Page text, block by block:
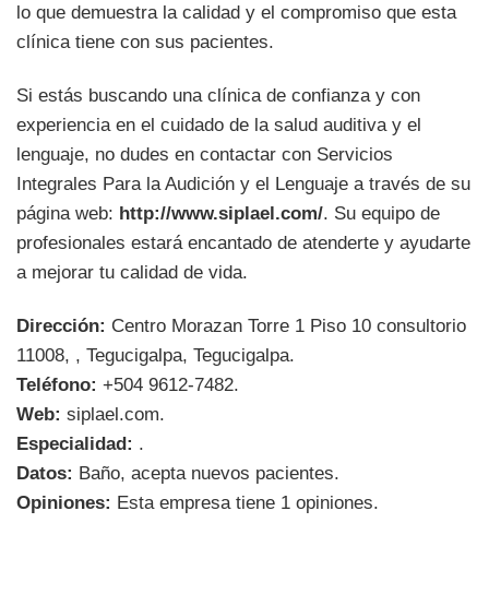
lo que demuestra la calidad y el compromiso que esta
clínica tiene con sus pacientes.
Si estás buscando una clínica de confianza y con
experiencia en el cuidado de la salud auditiva y el
lenguaje, no dudes en contactar con Servicios
Integrales Para la Audición y el Lenguaje a través de su
página web: http://www.siplael.com/. Su equipo de
profesionales estará encantado de atenderte y ayudarte
a mejorar tu calidad de vida.
Dirección: Centro Morazan Torre 1 Piso 10 consultorio
11008, , Tegucigalpa, Tegucigalpa.
Teléfono: +504 9612-7482.
Web: siplael.com.
Especialidad: .
Datos: Baño, acepta nuevos pacientes.
Opiniones: Esta empresa tiene 1 opiniones.